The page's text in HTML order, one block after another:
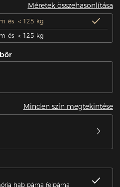
Méretek összehasonlítása
és ＜125 kg
és ＜125 kg
Minden szín megtekintése
hab párna fejpárna